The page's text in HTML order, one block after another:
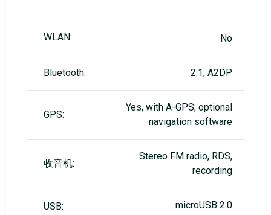
WLAN: No
Bluetooth: 2.1, A2DP
GPS:
Yes, with A-GPS; optional
navigation software
收音机:
Stereo FM radio, RDS,
recording
USB: microUSB 2.0